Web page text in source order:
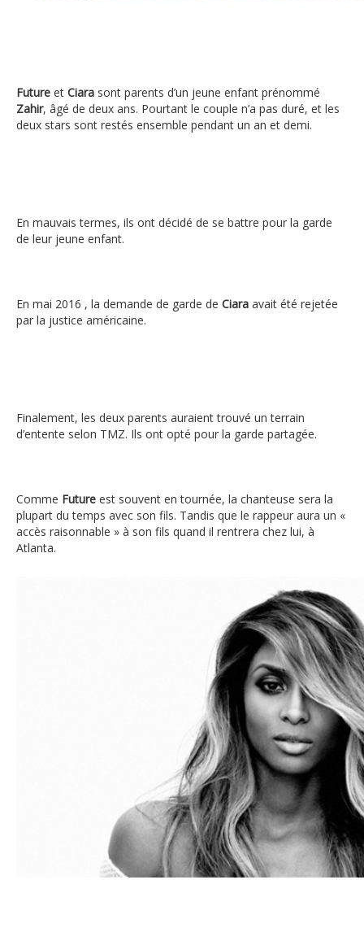
Future et Ciara sont parents d’un jeune enfant prénommé
Zahir, âgé de deux ans. Pourtant le couple n’a pas duré, et les
deux stars sont restés ensemble pendant un an et demi.
En mauvais termes, ils ont décidé de se battre pour la garde
de leur jeune enfant.
En mai 2016 , la demande de garde de Ciara avait été rejetée
par la justice américaine.
Finalement, les deux parents auraient trouvé un terrain
d’entente selon TMZ. Ils ont opté pour la garde partagée.
Comme Future est souvent en tournée, la chanteuse sera la
plupart du temps avec son fils. Tandis que le rappeur aura un «
accès raisonnable » à son fils quand il rentrera chez lui, à
Atlanta.